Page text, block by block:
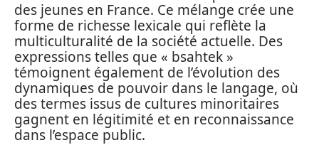
des jeunes en France. Ce mélange crée une
forme de richesse lexicale qui reflète la
multiculturalité de la société actuelle. Des
expressions telles que « bsahtek »
témoignent également de l’évolution des
dynamiques de pouvoir dans le langage, où
des termes issus de cultures minoritaires
gagnent en légitimité et en reconnaissance
dans l’espace public.